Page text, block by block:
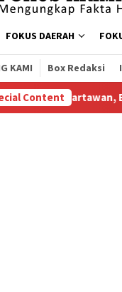
FOKUS DAERAH
KAMI Box Redaksi
Content
di Mapolda